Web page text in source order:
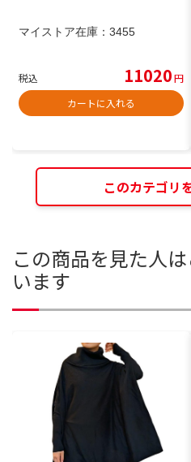
マイストア在庫： 3455
税込 11020円
カートに入れる
このカテゴリ
この商品を見た人
います